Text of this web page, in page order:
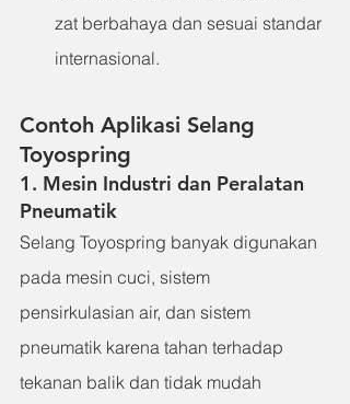
zat berbahaya dan sesuai standar
internasional.
Contoh Aplikasi Selang
Toyospring
1. Mesin Industri dan Peralatan
Pneumatik
Selang Toyospring banyak digunakan
pada mesin cuci, sistem
pensirkulasian air, dan sistem
pneumatik karena tahan terhadap
tekanan balik dan tidak mudah